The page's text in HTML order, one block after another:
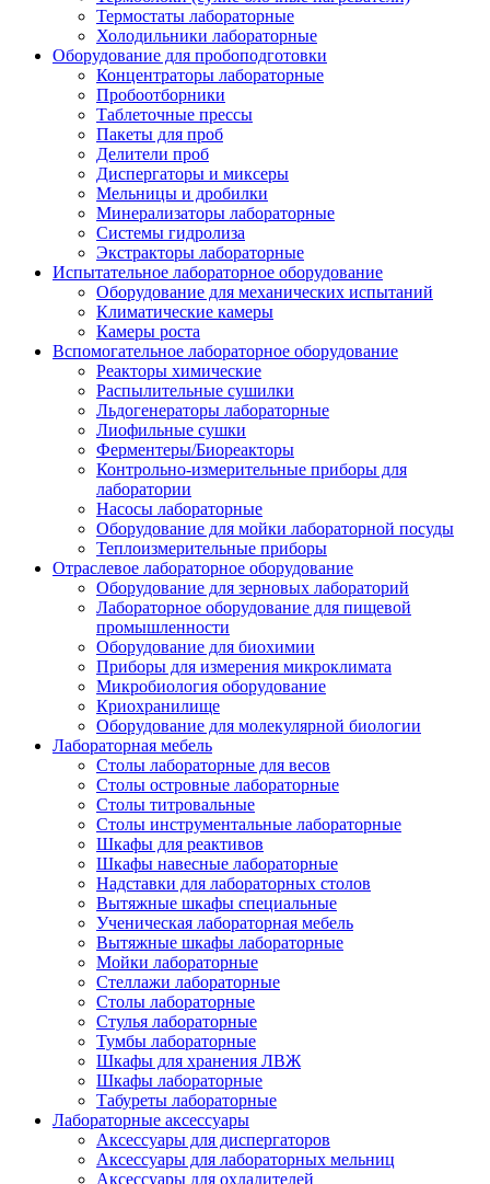
Термостаты лабораторные
Холодильники лабораторные
Оборудование для пробоподготовки
Концентраторы лабораторные
Пробоотборники
Таблеточные прессы
Пакеты для проб
Делители проб
Диспергаторы и миксеры
Мельницы и дробилки
Минерализаторы лабораторные
Системы гидролиза
Экстракторы лабораторные
Испытательное лабораторное оборудование
Оборудование для механических испытаний
Климатические камеры
Камеры роста
Вспомогательное лабораторное оборудование
Реакторы химические
Распылительные сушилки
Льдогенераторы лабораторные
Лиофильные сушки
Ферментеры/Биореакторы
Контрольно-измерительные приборы для
лаборатории
Насосы лабораторные
Оборудование для мойки лабораторной посуды
Теплоизмерительные приборы
Отраслевое лабораторное оборудование
Оборудование для зерновых лабораторий
Лабораторное оборудование для пищевой
промышленности
Оборудование для биохимии
Приборы для измерения микроклимата
Микробиология оборудование
Криохранилище
Оборудование для молекулярной биологии
Лабораторная мебель
Столы лабораторные для весов
Столы островные лабораторные
Столы титровальные
Столы инструментальные лабораторные
Шкафы для реактивов
Шкафы навесные лабораторные
Надставки для лабораторных столов
Вытяжные шкафы специальные
Ученическая лабораторная мебель
Вытяжные шкафы лабораторные
Мойки лабораторные
Стеллажи лабораторные
Столы лабораторные
Стулья лабораторные
Тумбы лабораторные
Шкафы для хранения ЛВЖ
Шкафы лабораторные
Табуреты лабораторные
Лабораторные аксессуары
Аксессуары для диспергаторов
Аксессуары для лабораторных мельниц
Аксессуары для охладителей